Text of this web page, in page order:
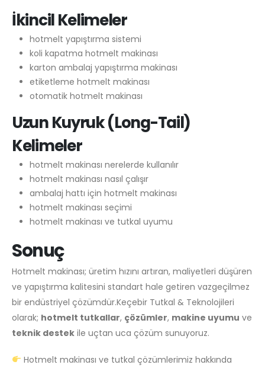
İkincil Kelimeler
hotmelt yapıştırma sistemi
koli kapatma hotmelt makinası
karton ambalaj yapıştırma makinası
etiketleme hotmelt makinası
otomatik hotmelt makinası
Uzun Kuyruk (Long-Tail)
Kelimeler
hotmelt makinası nerelerde kullanılır
hotmelt makinası nasıl çalışır
ambalaj hattı için hotmelt makinası
hotmelt makinası seçimi
hotmelt makinası ve tutkal uyumu
Sonuç
Hotmelt makinası; üretim hızını artıran, maliyetleri düşüren
ve yapıştırma kalitesini standart hale getiren vazgeçilmez
bir endüstriyel çözümdür.Keçebir Tutkal & Teknolojileri
olarak; hotmelt tutkallar, çözümler, makine uyumu ve
teknik destek ile uçtan uca çözüm sunuyoruz.
Hotmelt makinası ve tutkal çözümlerimiz hakkında